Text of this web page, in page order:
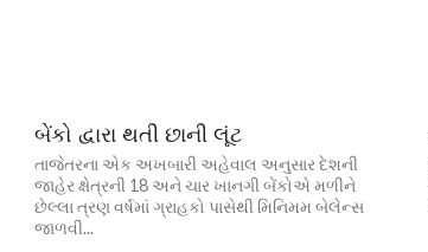
બેંકો દ્વારા થતી છાની લૂંટ
તાજેતરના એક અખબારી અહેવાલ અનુસાર દેશની
જાહેર ક્ષેત્રની 18 અને ચાર ખાનગી બેંકોએ મળીને
છેલ્લા ત્રણ વર્ષમાં ગ્રાહકો પાસેથી મિનિમમ બેલેન્સ
જાળવી...